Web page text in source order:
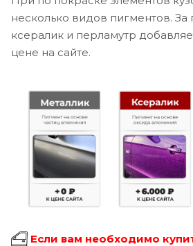
несколько видов пигментов. За
ксералик и перламутр
цене на сайте.
Если вам необходимо